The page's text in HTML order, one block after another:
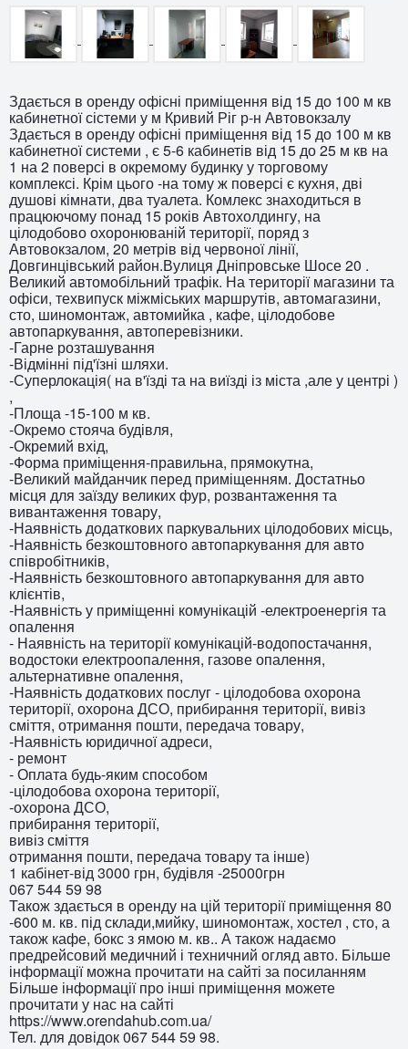
Здається в оренду офісні приміщення від 15 до 100 м кв
кабинетної сістеми у м Кривий Ріг р-н Автовокзалу
Здається в оренду офісні приміщення від 15 до 100 м кв
кабинетної системи , є 5-6 кабинетів від 15 до 25 м кв на
1 на 2 поверсі в окремому будинку у торговому
комплексі. Крім цього -на тому ж поверсі є кухня, дві
душові кімнати, два туалета. Комлекс знаходиться в
працюючому понад 15 років Автохолдингу, на
цілодобово охоронюваній території, поряд з
Автовокзалом, 20 метрів від червоної лінії,
Довгинцівський район.Вулиця Дніпровське Шосе 20 .
Великий автомобільний трафік. На території магазини та
офіси, техвипуск міжміських маршрутів, автомагазини,
сто, шиномонтаж, автомийка , кафе, цілодобове
автопаркування, автоперевізники.
-Гарне розташування
-Відмінні під'їзні шляхи.
-Суперлокація( на в'їзді та на виїзді із міста ,але у центрі )
,
-Площа -15-100 м кв.
-Окремо стояча будівля,
-Окремий вхід,
-Форма приміщення-правильна, прямокутна,
-Великий майданчик перед приміщенням. Достатньо
місця для заїзду великих фур, розвантаження та
вивантаження товару,
-Наявність додаткових паркувальних цілодобових місць,
-Наявність безкоштовного автопаркування для авто
співробітників,
-Наявність безкоштовного автопаркування для авто
клієнтів,
-Наявність у приміщенні комунікацій -електроенергія та
опалення
- Наявність на території комунікацій-водопостачання,
водостоки електроопалення, газове опалення,
альтернативне опалення,
-Наявність додаткових послуг - цілодобова охорона
території, охорона ДСО, прибирання території, вивіз
сміття, отримання пошти, передача товару,
-Наявність юридичної адреси,
- ремонт
- Оплата будь-яким способом
-цілодобова охорона території,
-охорона ДСО,
прибирання території,
вивіз сміття
отримання пошти, передача товару та інше)
1 кабінет-від 3000 грн, будівля -25000грн
067 544 59 98
Також здається в оренду на цій території приміщення 80
-600 м. кв. під склади,мийку, шиномонтаж, хостел , сто, а
також кафе, бокс з ямою м. кв.. А також надаємо
предрейсовий медичний і техничний огляд авто. Більше
інформації можна прочитати на сайті за посиланням
Більше інформації про інші приміщення можете
прочитати у нас на сайті
https://www.orendahub.com.ua/
Тел. для довідок 067 544 59 98.